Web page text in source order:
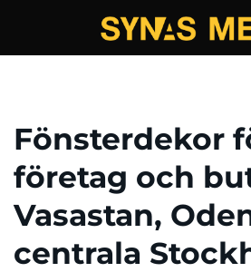
Fönsterdekor
företag och
Vasastan,
centrala